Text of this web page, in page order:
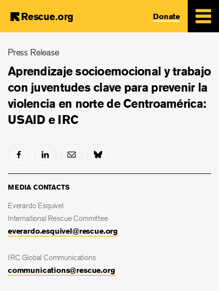
main
Rescue.org Donate
Press Release
Aprendizaje socioemocional y trabajo
con juventudes clave para prevenir la
violencia en norte de Centroamérica:
USAID e IRC
MEDIA CONTACTS
Everardo Esquivel
International Rescue Committee
everardo.esquivel@rescue.org
IRC Global Communications
communications@rescue.org